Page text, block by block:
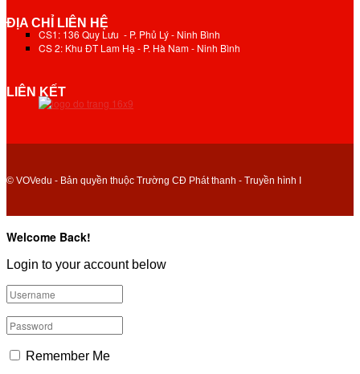
ĐỊA CHỈ LIÊN HỆ
CS1: 136 Quy Lưu - P. Phủ Lý - Ninh Bình
CS 2: Khu ĐT Lam Hạ - P. Hà Nam - Ninh Bình
LIÊN KẾT
© VOVedu - Bản quyền thuộc Trường CĐ Phát thanh - Truyền hình I
Welcome Back!
Login to your account below
Remember Me